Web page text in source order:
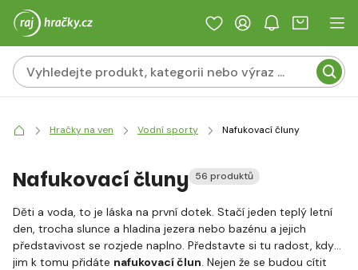
Hračky na ven Vodní sporty Nafukovací čluny
Nafukovací čluny 56 produktů
Děti a voda, to je láska na první dotek. Stačí jeden teplý letní
den, trocha slunce a hladina jezera nebo bazénu a jejich
představivost se rozjede naplno. Představte si tu radost, když
jim k tomu přidáte nafukovací člun. Nejen že se budou cítit